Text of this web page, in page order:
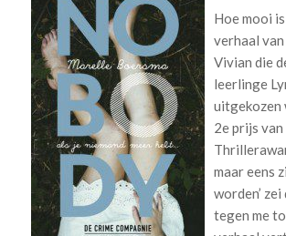
Hoe mooi
verhaal
Vivian die
leerlinge
uitgekozen
2e prijs van
maar eens
worden’ zei
tegen me